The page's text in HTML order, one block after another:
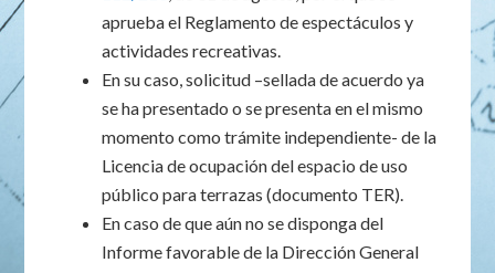
aprueba el Reglamento de espectáculos y
actividades recreativas.
En su caso, solicitud –sellada de acuerdo ya
se ha presentado o se presenta en el mismo
momento como trámite independiente- de la
Licencia de ocupación del espacio de uso
público para terrazas (documento TER).
En caso de que aún no se disponga del
Informe favorable de la Dirección General